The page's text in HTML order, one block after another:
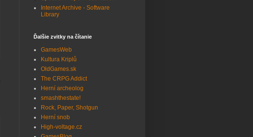
Internet Archive - Software
Library
Ďalšie zvitky na čítanie
GamesWeb
Kultura Kriplů
OldGames.sk
The CRPG Addict
Herní archeolog
smashthestate!
Rock, Paper, Shotgun
Herní snob
High-voltage.cz